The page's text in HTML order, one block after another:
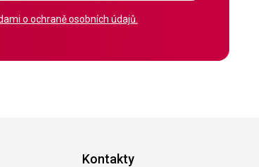
o ochraně osobních údajů.
Kontakty